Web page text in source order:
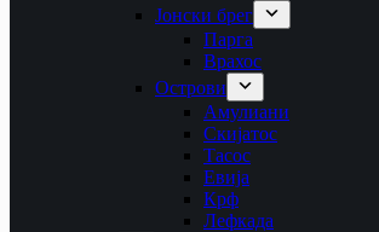
Јонски брег
Парга
Врахос
Острови
Амулиани
Скијатос
Тасос
Евија
Крф
Лефкада